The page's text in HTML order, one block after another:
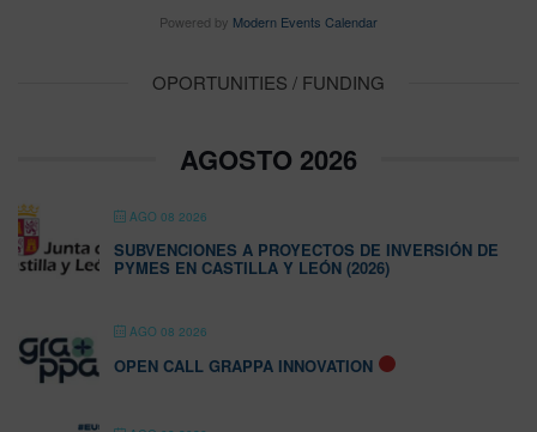
Powered by Modern Events Calendar
OPORTUNITIES / FUNDING
AGOSTO 2026
AGO 08 2026
SUBVENCIONES A PROYECTOS DE INVERSIÓN DE
PYMES EN CASTILLA Y LEÓN (2026)
AGO 08 2026
OPEN CALL GRAPPA INNOVATION